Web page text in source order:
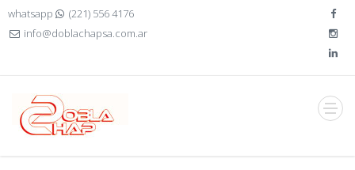
whatsapp
(221) 556 4176
info@doblachapsa.com.ar